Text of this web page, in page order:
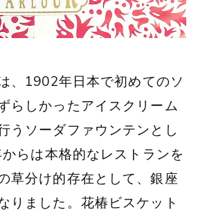
、1902年日本で初めてのソ
らしかったアイスクリーム
うソーダファウンテンとし
らは本格的なレストランを
草分け的存在として、銀座
りました。花椿ビスケット